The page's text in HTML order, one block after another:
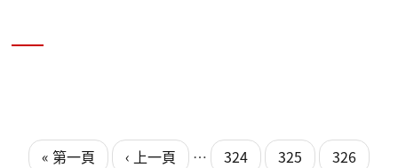
頁面
頁面« 第一頁 ‹ 上一頁 … 324 325
326